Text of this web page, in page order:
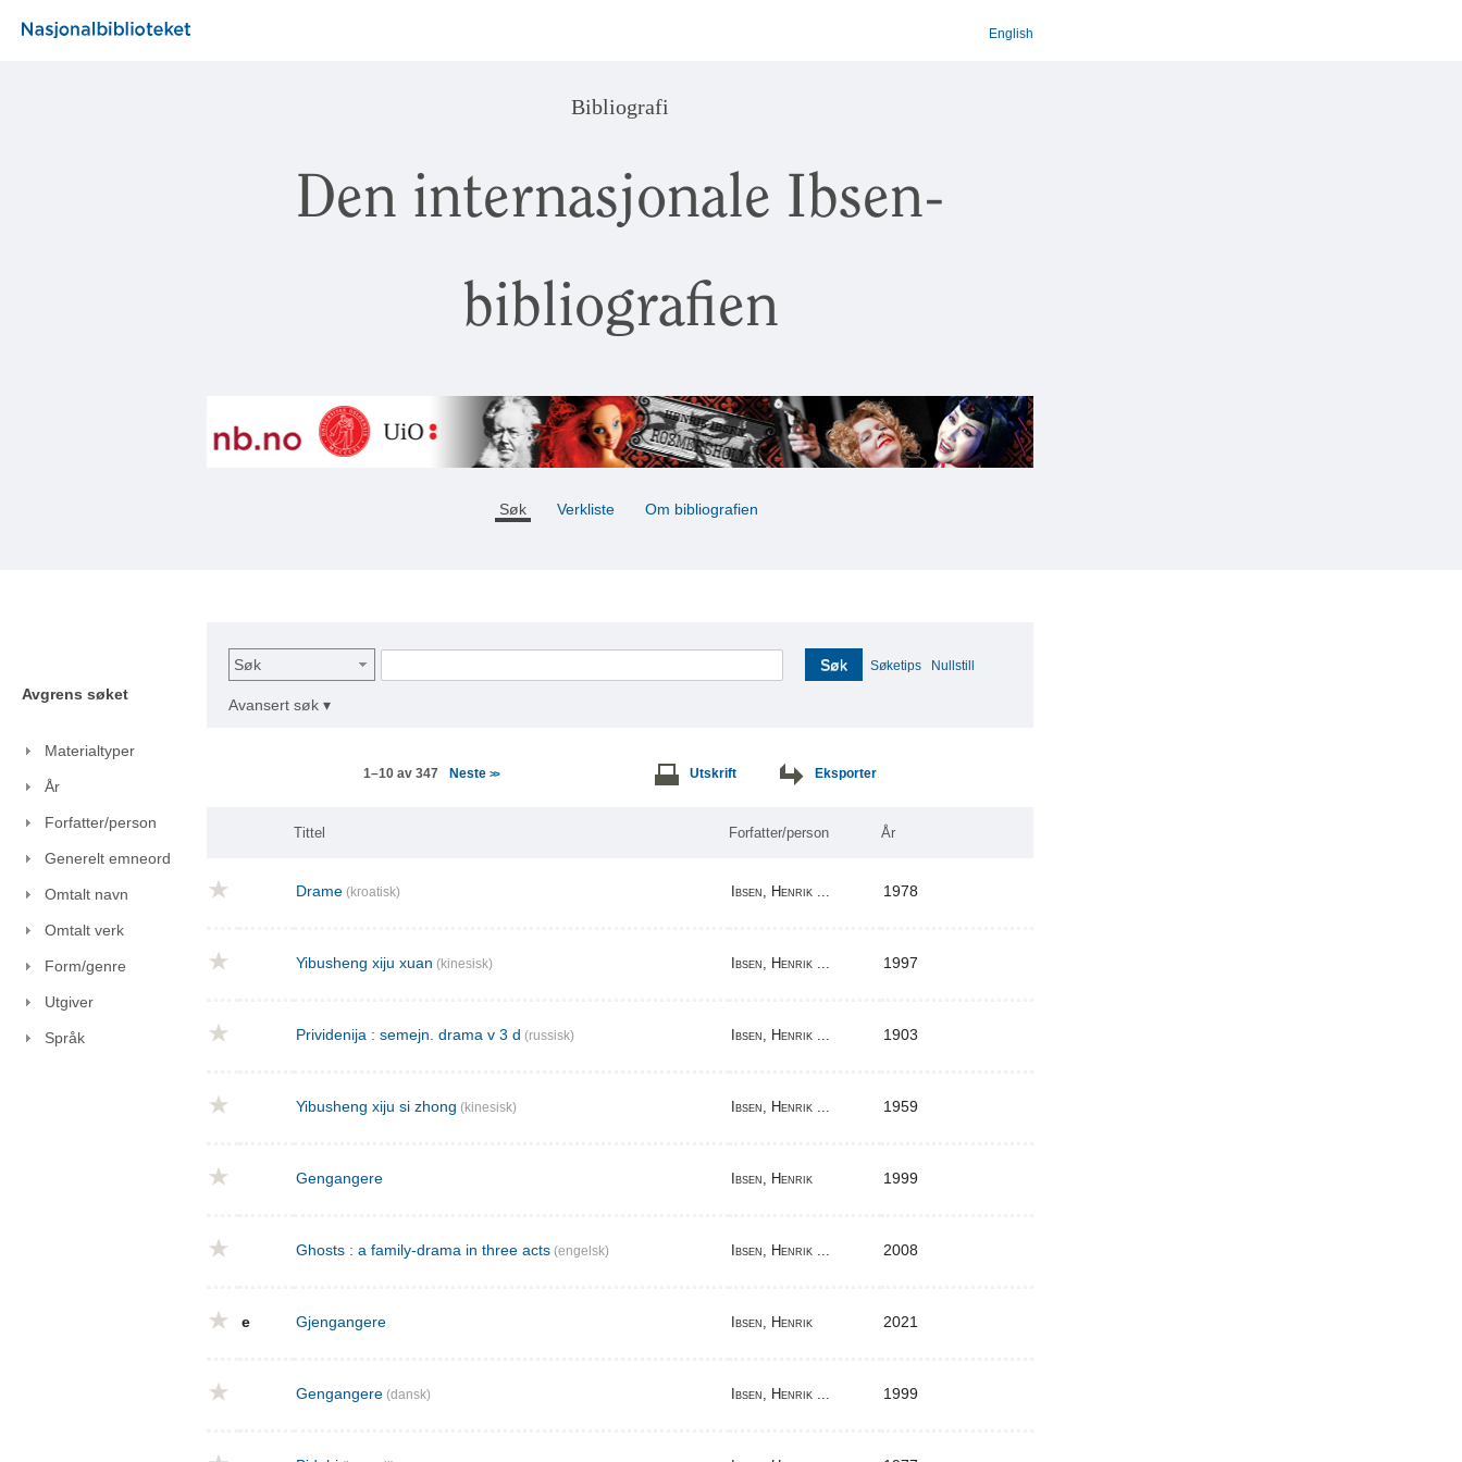
English
Bibliografi
Den internasjonale Ibsen-
bibliografien
Søk Verkliste Om bibliografien
Avgrens søket
Materialtyper
År
Forfatter/person
Generelt emneord
Omtalt navn
Omtalt verk
Form/genre
Utgiver
Språk
Søk Søk Søketips Nullstill
Avansert søk ▾
1–10 av 347 Neste >> Utskrift Eksporter
Tittel Forfatter/person År
Drame (kroatisk) Ibsen, Henrik ... 1978
Yibusheng xiju xuan (kinesisk) Ibsen, Henrik ... 1997
Prividenija : semejn. drama v 3 d (russisk) Ibsen, Henrik ... 1903
Yibusheng xiju si zhong (kinesisk) Ibsen, Henrik ... 1959
Gengangere Ibsen, Henrik 1999
Ghosts : a family-drama in three acts (engelsk) Ibsen, Henrik ... 2008
e Gjengangere Ibsen, Henrik 2021
Gengangere (dansk) Ibsen, Henrik ... 1999